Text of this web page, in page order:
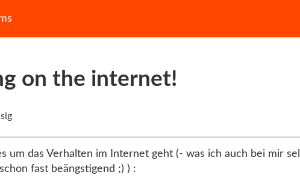
on the internet!
um das Verhalten im Internet geht (- was ich auch bei mir
fast beängstigend ;) ) :